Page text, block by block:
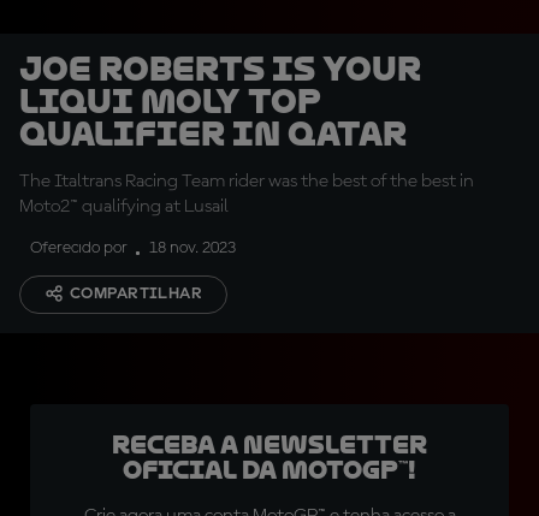
Joe Roberts is your
Liqui Moly top
qualifier in Qatar
The Italtrans Racing Team rider was the best of the best in
Moto2™ qualifying at Lusail
Oferecido por 18 nov. 2023
COMPARTILHAR
Receba a newsletter
oficial da MotoGP™!